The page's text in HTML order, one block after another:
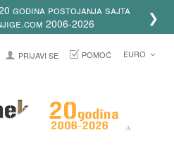
godina postojanja sajta
2006-2026
❯
PRIJAVI SE POMOĆ EURO